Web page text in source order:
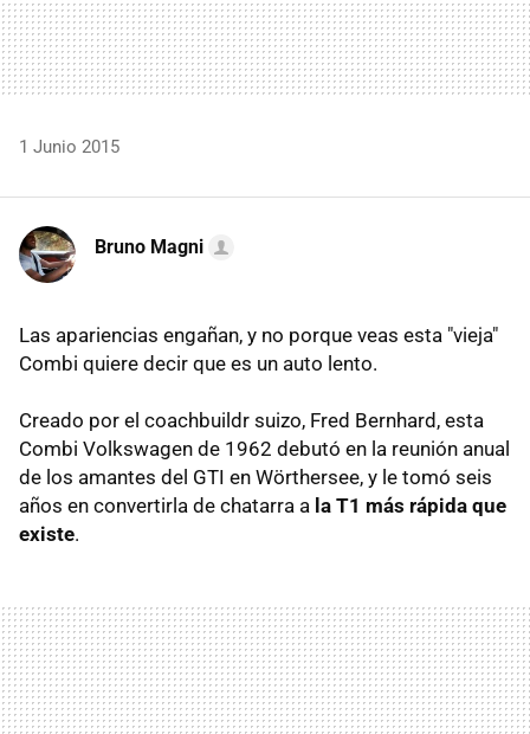
1 Junio 2015
Bruno Magni
Las apariencias engañan, y no porque veas esta "vieja"
Combi quiere decir que es un auto lento.
Creado por el coachbuildr suizo, Fred Bernhard, esta
Combi Volkswagen de 1962 debutó en la reunión anual
de los amantes del GTI en Wörthersee, y le tomó seis
años en convertirla de chatarra a la T1 más rápida que
existe.